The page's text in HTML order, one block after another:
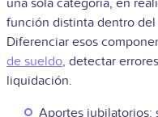
una sola categoría, en
función distinta dentro
Diferenciar esos
de sueldo, detectar
liquidación.
Aportes jubilatorios: